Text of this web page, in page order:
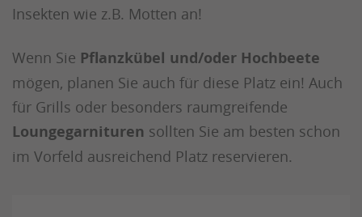
Insekten wie z.B. Motten an!
Wenn Sie Pflanzkübel und/oder Hochbeete
mögen, planen Sie auch für diese Platz ein! Auch
für Grills oder besonders raumgreifende
Loungegarnituren sollten Sie am besten schon
im Vorfeld ausreichend Platz reservieren.